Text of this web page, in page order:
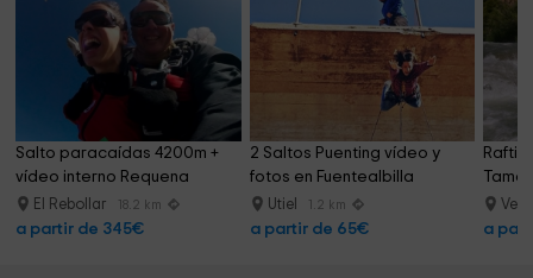
Salto paracaídas 4200m +
vídeo interno Requena
El Rebollar 18.2 km
a partir de 345€
2 Saltos Puenting vídeo y
fotos en Fuentealbilla
Utiel 1.2 km
a partir de 65€ a